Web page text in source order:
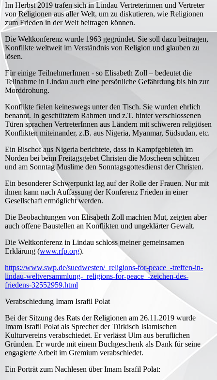
Im Herbst 2019 trafen sich in Lindau Vertreterinnen und Vertreter
von Religionen aus aller Welt, um zu diskutieren, wie Religionen
zum Frieden in der Welt beitragen können.
Die Weltkonferenz wurde 1963 gegründet. Sie soll dazu beitragen,
Konflikte weltweit im Verständnis von Religion und glauben zu
lösen.
Für einige TeilnehmerInnen - so Elisabeth Zoll – bedeutet die
Teilnahme in Lindau auch eine persönliche Gefährdung bis hin zur
Morddrohung.
Konflikte fielen keineswegs unter den Tisch. Sie wurden ehrlich
benannt. In geschütztem Rahmen und z.T. hinter verschlossenen
Türen sprachen VertreterInnen aus Ländern mit schweren religiösen
Konflikten miteinander, z.B. aus Nigeria, Myanmar, Südsudan, etc.
Ein Bischof aus Nigeria berichtete, dass in Kampfgebieten im
Norden bei beim Freitagsgebet Christen die Moscheen schützen
und am Sonntag Muslime den Sonntagsgottesdienst der Christen.
Ein besonderer Schwerpunkt lag auf der Rolle der Frauen. Nur mit
ihnen kann nach Auffassung der Konferenz Frieden in einer
Gesellschaft ermöglicht werden.
Die Beobachtungen von Elisabeth Zoll machten Mut, zeigten aber
auch offene Baustellen an Konflikten und ungeklärter Gewalt.
Die Weltkonferenz in Lindau schloss meiner gemeinsamen
Erklärung (www.rfp.org).
https://www.swp.de/suedwesten/_religions-for-peace_-treffen-in-
lindau-weltversammlung-_religions-for-peace_-zeichen-des-
friedens-32552959.html
Verabschiedung Imam Israfil Polat
Bei der Sitzung des Rats der Religionen am 26.11.2019 wurde
Imam Israfil Polat als Sprecher der Türkisch Islamischen
Kulturvereins verabschiedet. Er verlässt Ulm aus beruflichen
Gründen. Er wurde mit einem Buchgeschenk als Dank für seine
engagierte Arbeit im Gremium verabschiedet.
Ein Porträt zum Nachlesen über Imam Israfil Polat: